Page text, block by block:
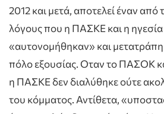
2012 και μετά, αποτελεί έναν από
λόγους που η ΠΑΣΚΕ και η ηγεσία
«αυτονομήθηκαν» και
πόλο εξουσίας. Οταν το ΠΑΣΟΚ
η ΠΑΣΚΕ δεν διαλύθηκε ούτε
του κόμματος. Αντίθετα,